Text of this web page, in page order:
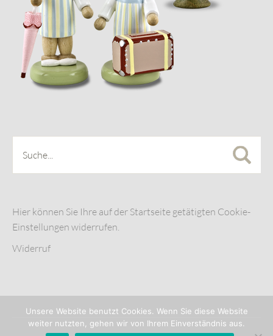
Hier können Sie Ihre auf der Startseite getätigten Cookie-
Einstellungen widerrufen.
Widerruf
Unsere Website benutzt Cookies. Wenn Sie diese Website
weiter nutzten, gehen wir von Ihrem Einverständnis aus.